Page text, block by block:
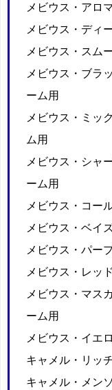
メビウス・アロ
メビウス・ディ
メビウス・スム
メビウス・ブラ
ーム用
メビウス・ミッ
ム用
メビウス・シャ
ーム用
メビウス・コー
メビウス・ベイ
メビウス・パー
メビウス・レッ
メビウス・マス
ーム用
メビウス・イエ
キャメル・リッ
キャメル・メン